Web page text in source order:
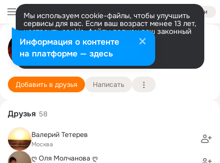
Войти
Мы используем cookie-файлы, чтобы улучшить
сервисы для вас. Если ваш возраст менее 13 лет,
настроить cookie-файлы должен ваш законный
представитель. Больше информации
Разрешить все Настроить
Юлианна Тюрикова (Kendzer)
Финикс 2 мая (53 года)
Подробнее
Добавить в друзья Написать
Друзья 58
Валерий Тетерев
Москва
ღ Оля Молчанова ღ
Информация о контенте
на платформе — здесь